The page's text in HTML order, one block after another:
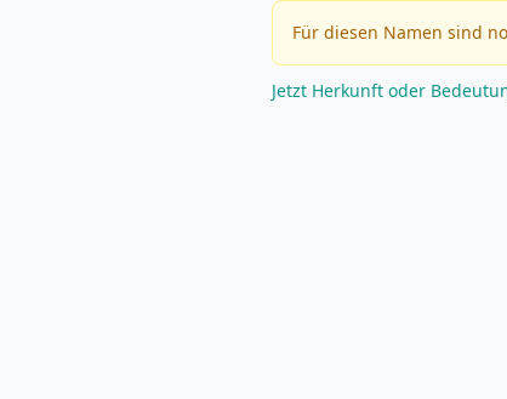
Für diesen Namen sind
Jetzt Herkunft oder